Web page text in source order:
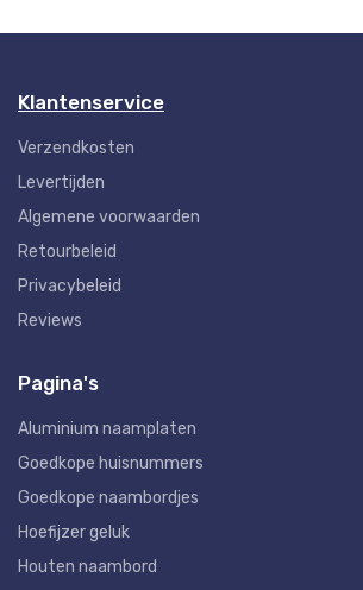
Klantenservice
Verzendkosten
Levertijden
Algemene voorwaarden
Retourbeleid
Privacybeleid
Reviews
Pagina's
Aluminium naamplaten
Goedkope huisnummers
Goedkope naambordjes
Hoefijzer geluk
Houten naambord